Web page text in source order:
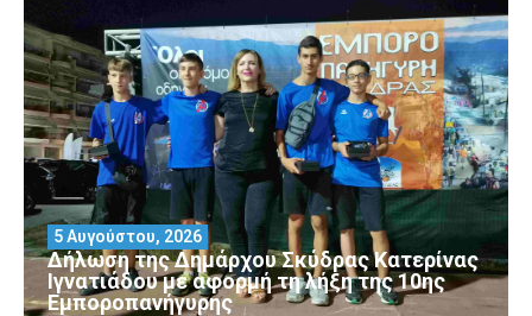
Δήλωση της Δημάρχου Σκύδρας Κατερίνας
Ιγνατιάδου με αφορμή τη λήξη της 10ης
Εμποροπανήγυρης
5 Αυγούστου, 2026